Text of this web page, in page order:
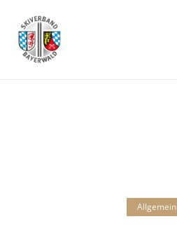
Allgemein